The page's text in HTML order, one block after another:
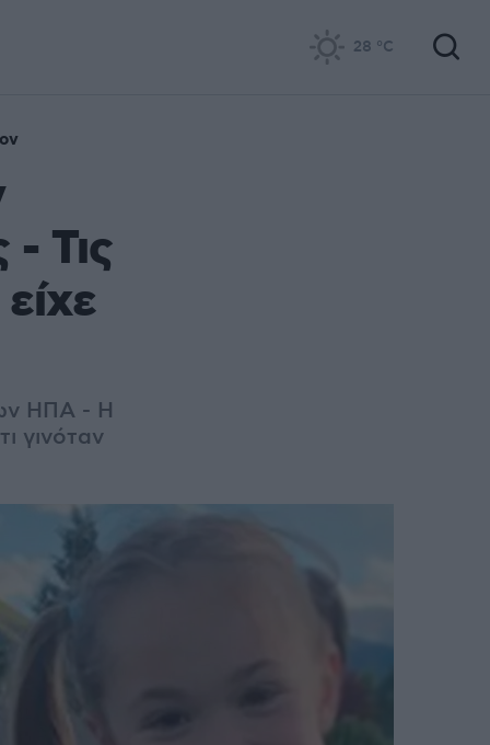
28 °C
Τις
ΗΠΑ - Η
γινόταν